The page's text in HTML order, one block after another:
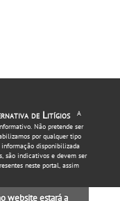
de Litígios
A
Não pretende ser
por qualquer tipo
disponibilizada
são indicativos e devem ser
neste portal, assim
website estará a